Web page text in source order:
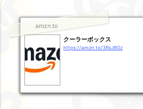
amzn.to
クーラーボックス
https://amzn.to/3RsJ9Gz